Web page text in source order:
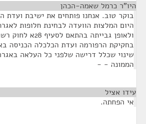
היו"ר כרמל שאמה-הכהן
בוקר טוב. אנחנו פותחים את ישיבת ועדת
היום המלצות הוועדה לבחינת חלופות
ולאופן גבייתה
בחקיקת הרפורמה ועדת הכלכלה הכניסה
שינוי שכלל דרישה שלפני כל העלאה
הממונה - -
עידו אציל
אי הפחתה.